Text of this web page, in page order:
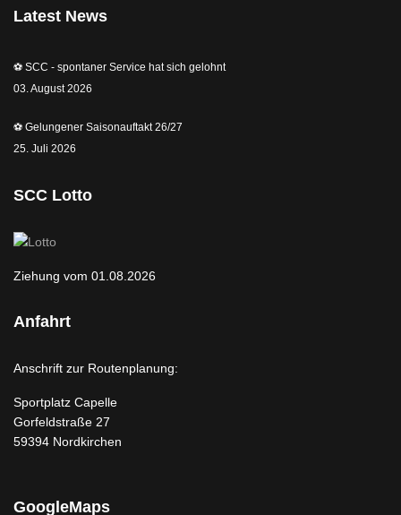
Latest News
⚽️ SCC - spontaner Service hat sich gelohnt
03. August 2026
⚽️ Gelungener Saisonauftakt 26/27
25. Juli 2026
SCC Lotto
Ziehung vom 01.08.2026
Anfahrt
Anschrift zur Routenplanung:
Sportplatz Capelle
Gorfeldstraße 27
59394 Nordkirchen
GoogleMaps